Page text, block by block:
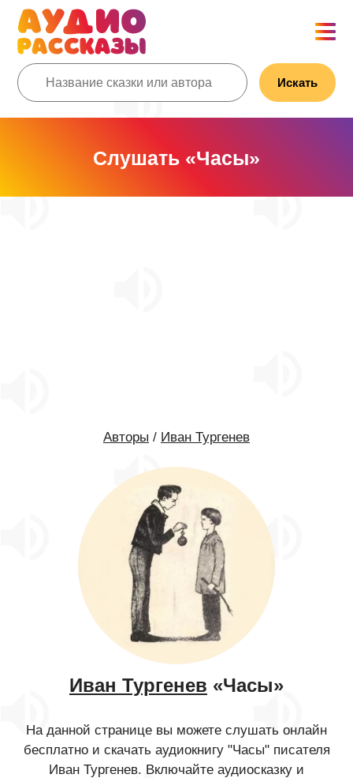
Искать
Слушать «Часы»
Авторы / Иван Тургенев
Иван Тургенев «Часы»
На данной странице вы можете слушать онлайн
бесплатно и скачать аудиокнигу "Часы" писателя
Иван Тургенев. Включайте аудиосказку и